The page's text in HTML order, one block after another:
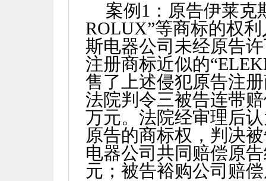
案例 1 ：原告伊莱克
ROLUX”等商标的权
斯电器公司未经原告
注册商标近似的“
售了上述侵犯原告注
法院判令三被告连带
万元。法院经审理后
原告的商标权，判决
电器公司共同赔偿原
元；被告裕购公司赔